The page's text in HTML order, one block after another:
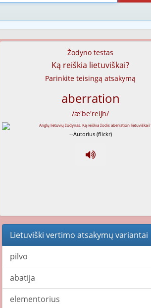
Žodyno testas
Ką reiškia lietuviškai?
Parinkite teisingą atsakymą
aberration
/æ'be'reiʃn/
--Autorius (flickr)
Lietuviški vertimo atsakymų variantai
pilvo
abatija
elementorius